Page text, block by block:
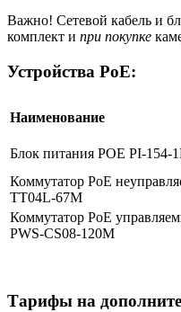
Важно! Сетевой кабель и
комплект и при покупке
Устройства PoE:
Наименование
Блок питания POE PI-154-
Коммутатор PoE
TT04L-67M
Коммутатор PoE
PWS-CS08-120M
Тарифы на